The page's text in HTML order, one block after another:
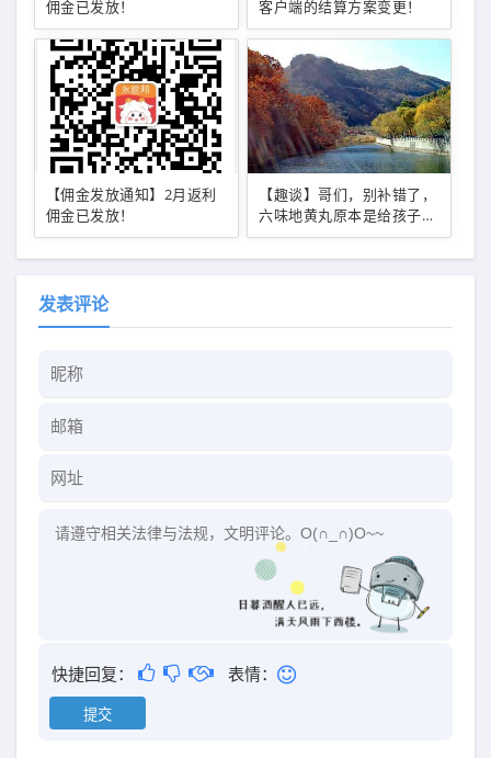
佣金已发放！
客户端的结算方案变更！
【佣金发放通知】2月返利
佣金已发放！
【趣谈】哥们，别补错了，
六味地黄丸原本是给孩子用
的！
发表评论
快捷回复： 表情：